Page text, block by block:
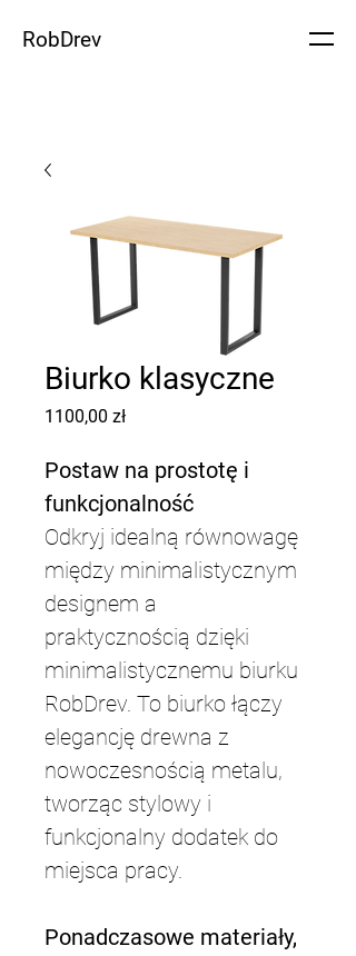
RobDrev
Biurko klasyczne
1100,00 złCena
Postaw na prostotę i
funkcjonalność
Odkryj idealną równowagę
między minimalistycznym
designem a
praktycznością dzięki
minimalistycznemu biurku
RobDrev. To biurko łączy
elegancję drewna z
nowoczesnością metalu,
tworząc stylowy i
funkcjonalny dodatek do
miejsca pracy.
Ponadczasowe materiały,